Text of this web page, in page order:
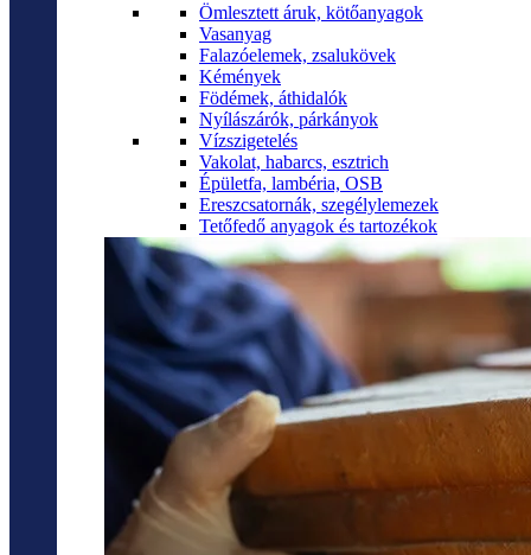
Ömlesztett áruk, kötőanyagok
Vasanyag
Falazóelemek, zsalukövek
Kémények
Födémek, áthidalók
Nyílászárók, párkányok
Vízszigetelés
Vakolat, habarcs, esztrich
Épületfa, lambéria, OSB
Ereszcsatornák, szegélylemezek
Tetőfedő anyagok és tartozékok